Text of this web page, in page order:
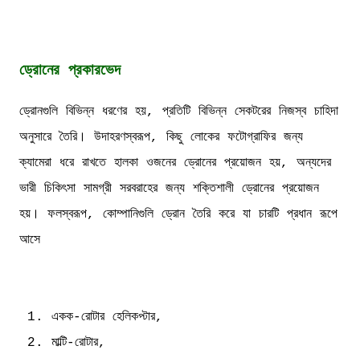
ড্রোনের প্রকারভেদ
ড্রোনগুলি বিভিন্ন ধরণের হয়, প্রতিটি বিভিন্ন সেকটরের নিজস্ব চাহিদা
অনুসারে তৈরি। উদাহরণস্বরূপ, কিছু লোকের ফটোগ্রাফির জন্য
ক্যামেরা ধরে রাখতে হালকা ওজনের ড্রোনের প্রয়োজন হয়, অন্যদের
ভারী চিকিৎসা সামগ্রী সরবরাহের জন্য শক্তিশালী ড্রোনের প্রয়োজন
হয়। ফলস্বরূপ, কোম্পানিগুলি ড্রোন তৈরি করে যা চারটি প্রধান রূপে
আসে
একক-রোটার হেলিকপ্টার,
মাল্টি-রোটার,